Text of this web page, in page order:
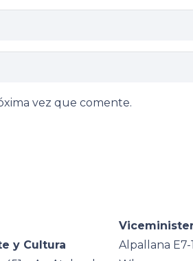
vez que comente.
y Cultura
Alpallana